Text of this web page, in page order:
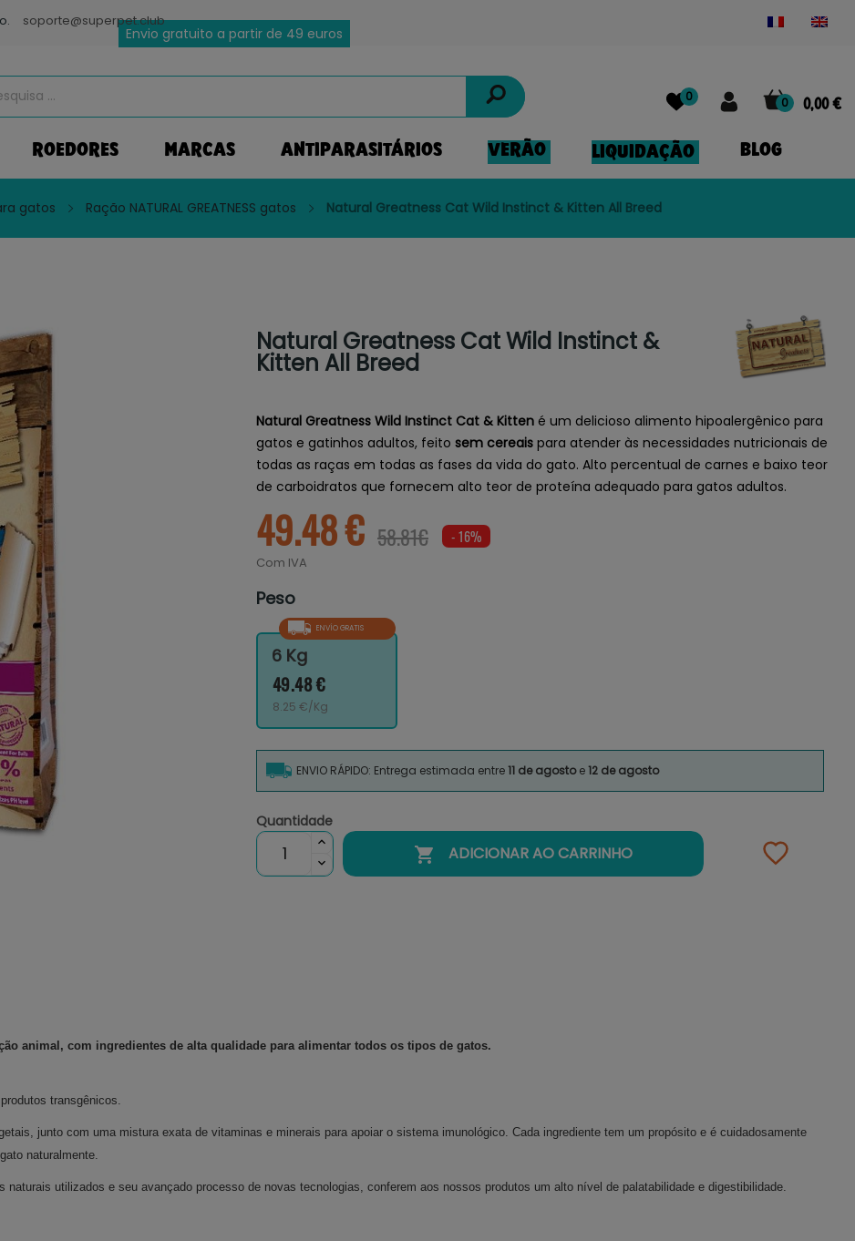
soporte@superpet.club
Envio gratuito a partir de 49 euros
0 0,00 €
0
ROEDORES MARCAS ANTIPARASITÁRIOS VERÃO LIQUIDAÇÃO BLOG
gatos Ração NATURAL GREATNESS gatos Natural Greatness Cat Wild Instinct & Kitten All Breed
Natural Greatness Cat Wild Instinct &
Kitten All Breed
Natural Greatness Wild Instinct Cat & Kitten é um delicioso alimento hipoalergênico para
gatos e gatinhos adultos, feito sem cereais para atender às necessidades nutricionais de
todas as raças em todas as fases da vida do gato. Alto percentual de carnes e baixo teor
de carboidratos que fornecem alto teor de proteína adequado para gatos adultos.
49.48 € 58.81€ - 16%
Com IVA
Peso
ENVÍO GRATIS
6 Kg
49.48 €
8.25 €/Kg
ENVIO RÁPIDO: Entrega estimada entre11 de agostoe12 de agosto
Quantidade
 ADICIONAR AO CARRINHO
animal, com ingredientes de alta qualidade para alimentar todos os tipos de gatos.
transgênicos.
junto com uma mistura exata de vitaminas e minerais para apoiar o sistema imunológico. Cada ingrediente tem um propósito e é cuidadosamente
naturalmente.
naturais utilizados e seu avançado processo de novas tecnologias, conferem aos nossos produtos um alto nível de palatabilidade e digestibilidade.